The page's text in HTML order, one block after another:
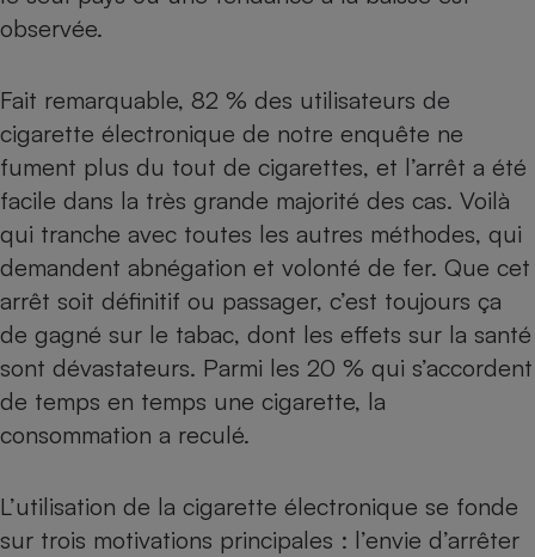
observée.
Fait remarquable, 82 % des utilisateurs de
cigarette électronique de notre enquête ne
fument plus du tout de cigarettes, et l’arrêt a été
facile dans la très grande majorité des cas. Voilà
qui tranche avec toutes les autres méthodes, qui
demandent abnégation et volonté de fer. Que cet
arrêt soit définitif ou passager, c’est toujours ça
de gagné sur le tabac, dont les effets sur la santé
sont dévastateurs. Parmi les 20 % qui s’accordent
de temps en temps une cigarette, la
consommation a reculé.
L’utilisation de la cigarette électronique se fonde
sur trois motivations principales : l’envie d’arrêter